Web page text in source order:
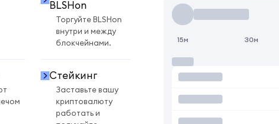
BLSHon
Торгуйте BLSHon
внутри и между
блокчейнами.
Стейкинг
Заставьте вашу
криптовалюту
работать и
15м 30м